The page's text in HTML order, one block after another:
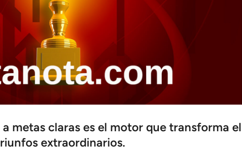
metas claras es el motor que transforma el
extraordinarios.